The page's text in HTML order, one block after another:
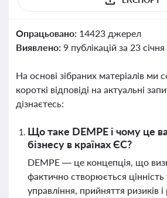
Опрацьовано: 14423 джерел
Виявлено: 9 публікацій за 23 січня
На основі зібраних матеріалів ми
короткі відповіді на актуальні
дізнаєтесь:
Що таке DEMPE і чому це
бізнесу в країнах ЄС?
DEMPE — це концепція, що
фактично створюється цінність
управління, прийняття ризиків